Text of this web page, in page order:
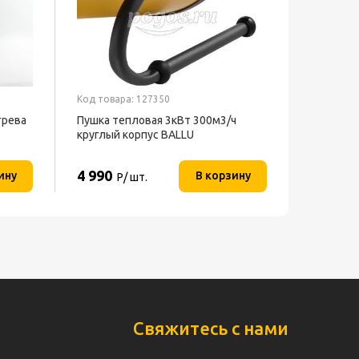
Код товара: 127350
Пушка тепловая 3кВт 300м3/ч
круглый корпус BALLU
4 990 Р/ шт. В корзину
Свяжитесь с нами